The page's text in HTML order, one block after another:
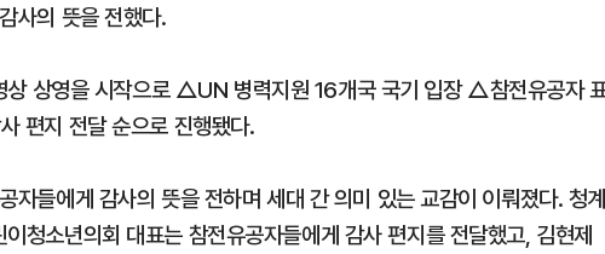
사의 뜻을 전했다.
상 상영을 시작으로 △UN 병력지원 16개국 국기 입장 △참전유공자
편지 전달 순으로 진행됐다.
자들에게 감사의 뜻을 전하며 세대 간 의미 있는 교감이 이뤄졌다. 청
청소년의회 대표는 참전유공자들에게 감사 편지를 전달했고, 김현제